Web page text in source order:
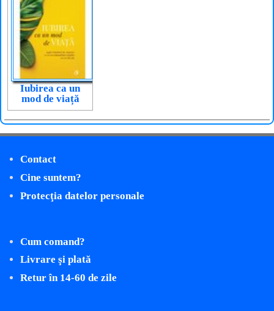
Iubirea ca un
mod de viață
Contact
Cine suntem?
Protecţia datelor personale
Cum comand?
Livrare şi plată
Retur în 14-60 de zile